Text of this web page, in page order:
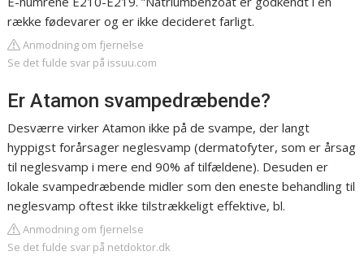
række fødevarer og er ikke decideret farligt.
Anmodning om fjernelse
Se det fulde svar på issuu.com
Er Atamon svampedræbende?
Desværre virker Atamon ikke på de svampe, der langt
hyppigst forårsager neglesvamp (dermatofyter, som er årsag
til neglesvamp i mere end 90% af tilfældene). Desuden er
lokale svampedræbende midler som den eneste behandling til
neglesvamp oftest ikke tilstrækkeligt effektive, bl.
Anmodning om fjernelse
Se det fulde svar på netdoktor.dk